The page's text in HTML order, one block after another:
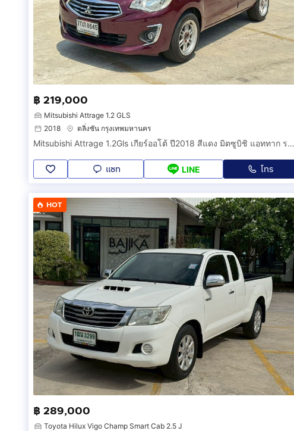
฿ 219,000
Mitsubishi Attrage 1.2 GLS
2018
ตลิ่งชัน กรุงเทพมหานคร
Mitsubishi Attrage 1.2Gls เกียร์ออโต้ ปี2018 สีแดง มิตซูบิชิ แอททาก รถเก๋ง รถสวยสภาพนางฟ้า
แชท LINE โทร
HOT
฿ 289,000
Toyota Hilux Vigo Champ Smart Cab 2.5 J